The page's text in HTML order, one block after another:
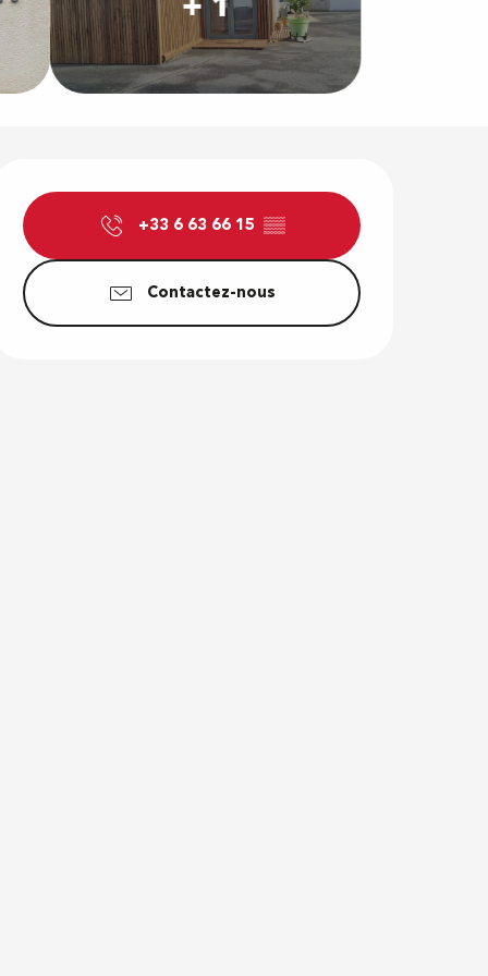
Ouverture
+33 6 63 66 15 ▒▒
Contactez-nous